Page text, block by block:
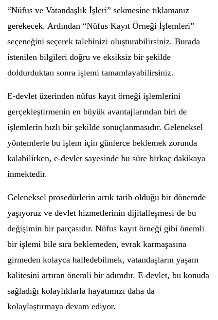
“Nüfus ve Vatandaşlık İşleri” sekmesine tıklamanız
gerekecek. Ardından “Nüfus Kayıt Örneği İşlemleri”
seçeneğini seçerek talebinizi oluşturabilirsiniz. Burada
istenilen bilgileri doğru ve eksiksiz bir şekilde
doldurduktan sonra işlemi tamamlayabilirsiniz.
E-devlet üzerinden nüfus kayıt örneği işlemlerini
gerçekleştirmenin en büyük avantajlarından biri de
işlemlerin hızlı bir şekilde sonuçlanmasıdır. Geleneksel
yöntemlerle bu işlem için günlerce beklemek zorunda
kalabilirken, e-devlet sayesinde bu süre birkaç dakikaya
inmektedir.
Geleneksel prosedürlerin artık tarih olduğu bir dönemde
yaşıyoruz ve devlet hizmetlerinin dijitalleşmesi de bu
değişimin bir parçasıdır. Nüfus kayıt örneği gibi önemli
bir işlemi bile sıra beklemeden, evrak karmaşasına
girmeden kolayca halledebilmek, vatandaşların yaşam
kalitesini artıran önemli bir adımdır. E-devlet, bu konuda
sağladığı kolaylıklarla hayatımızı daha da
kolaylaştırmaya devam ediyor.